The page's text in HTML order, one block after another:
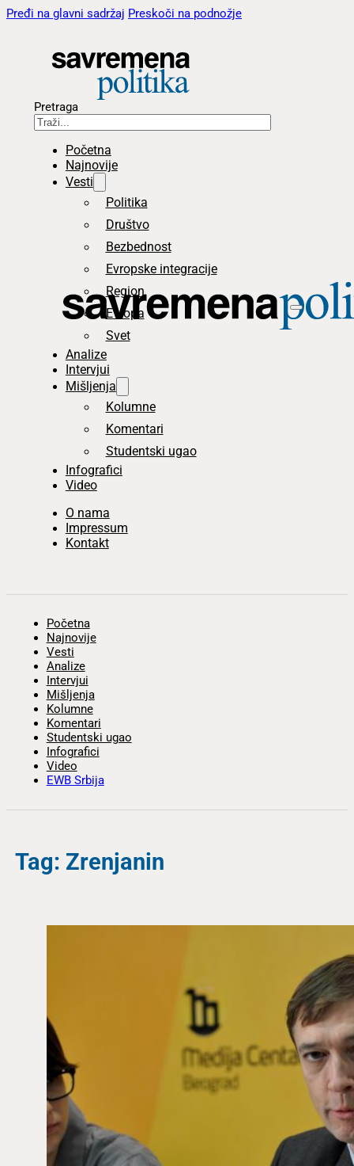
Pređi na glavni sadržaj Preskoči na podnožje
Pretraga
Početna
Najnovije
Vesti
Politika
Društvo
Bezbednost
Evropske integracije
Region
Evropa
Svet
Analize
Intervjui
Mišljenja
Kolumne
Komentari
Studentski ugao
Infografici
Video
O nama
Impressum
Kontakt
Početna
Najnovije
Vesti
Analize
Intervjui
Mišljenja
Kolumne
Komentari
Studentski ugao
Infografici
Video
EWB Srbija
Tag: Zrenjanin